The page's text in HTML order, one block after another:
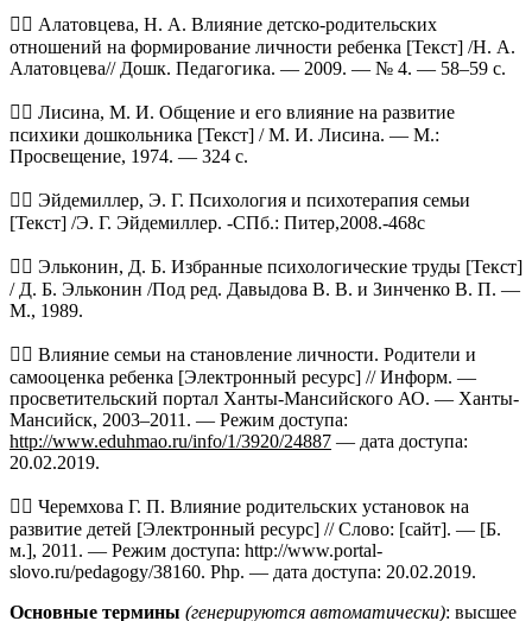
 Алатовцева, Н. А. Влияние детско-родительских
отношений на формирование личности ребенка [Текст] /Н. А.
Алатовцева// Дошк. Педагогика. — 2009. — № 4. — 58–59 с.
 Лисина, М. И. Общение и его влияние на развитие
психики дошкольника [Текст] / М. И. Лисина. — М.:
Просвещение, 1974. — 324 с.
 Эйдемиллер, Э. Г. Психология и психотерапия семьи
[Текст] /Э. Г. Эйдемиллер. -СПб.: Питер,2008.-468с
 Эльконин, Д. Б. Избранные психологические труды [Текст]
/ Д. Б. Эльконин /Под ред. Давыдова В. В. и Зинченко В. П. —
М., 1989.
 Влияние семьи на становление личности. Родители и
самооценка ребенка [Электронный ресурс] // Информ. —
просветительский портал Ханты-Мансийского АО. — Ханты-
Мансийск, 2003–2011. — Режим доступа:
http://www.eduhmao.ru/info/1/3920/24887 — дата доступа:
20.02.2019.
 Черемхова Г. П. Влияние родительских установок на
развитие детей [Электронный ресурс] // Слово: [сайт]. — [Б.
м.], 2011. — Режим доступа: http://www.portal-
slovo.ru/pedagogy/38160. Php. — дата доступа: 20.02.2019.
Основные термины (генерируются автоматически): высшее